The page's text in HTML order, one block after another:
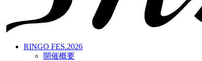
RINGO FES.2026
開催概要